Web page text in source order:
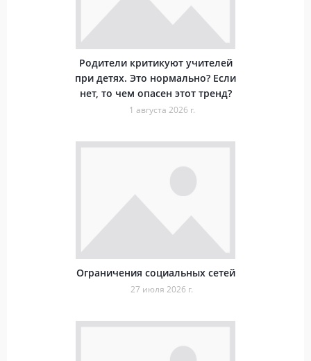
Родители критикуют учителей
при детях. Это нормально? Если
нет, то чем опасен этот тренд?
1 августа 2026 г.
Ограничения социальных сетей
27 июля 2026 г.